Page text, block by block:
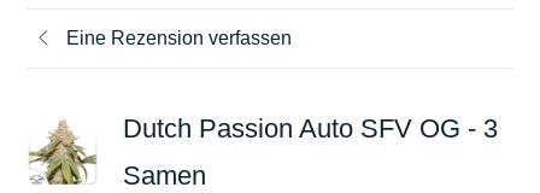
Eine Rezension verfassen
Dutch Passion Auto SFV OG - 3
Samen